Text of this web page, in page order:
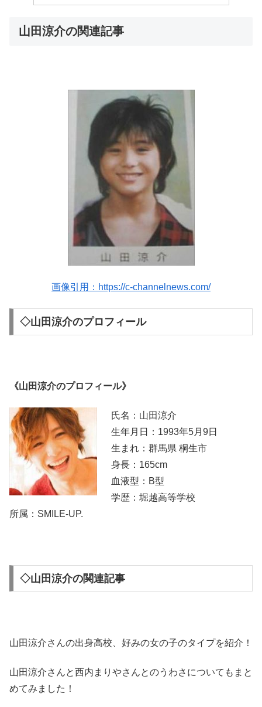
山田涼介の関連記事
画像引用：https://c-channelnews.com/
◇山田涼介のプロフィール
《山田涼介のプロフィール》
氏名：山田涼介
生年月日：1993年5月9日
生まれ：群馬県 桐生市
身長：165cm
血液型：B型
学歴：堀越高等学校
所属：SMILE-UP.
◇山田涼介の関連記事
山田涼介さんの出身高校、好みの女の子のタイプを紹介！
山田涼介さんと西内まりやさんとのうわさについてもまと
めてみました！